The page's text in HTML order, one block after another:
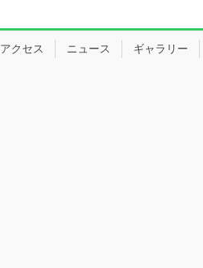
アクセス ニュース ギャラリー